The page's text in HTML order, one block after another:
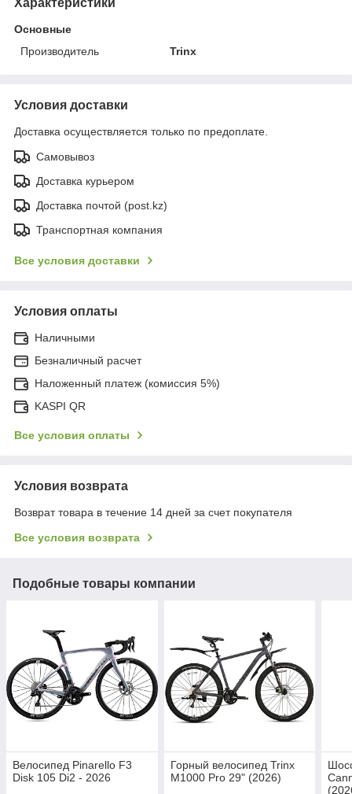
Основные
Производитель
Trinx
Условия доставки
Доставка осуществляется только по предоплате.
Самовывоз
Доставка курьером
Доставка почтой (post.kz)
Транспортная компания
Все условия доставки
Условия оплаты
Наличными
Безналичный расчет
Наложенный платеж (комиссия 5%)
KASPI QR
Все условия оплаты
Условия возврата
Возврат товара в течение 14 дней за счет покупателя
Все условия возврата
Подобные товары компании
Велосипед Pinarello F3
Disk 105 Di2 - 2026
Горный велосипед Trinx
M1000 Pro 29" (2026)